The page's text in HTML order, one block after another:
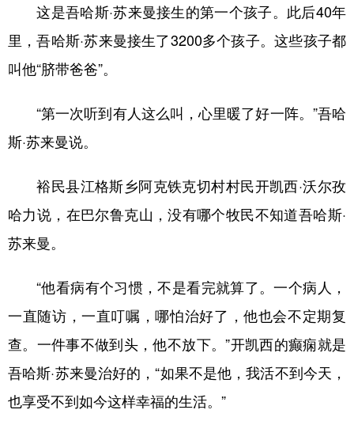
这是吾哈斯·苏来曼接生的第一个孩子。此后40年
里，吾哈斯·苏来曼接生了3200多个孩子。这些孩子都
叫他“脐带爸爸”。
“第一次听到有人这么叫，心里暖了好一阵。”吾哈
斯·苏来曼说。
裕民县江格斯乡阿克铁克切村村民开凯西·沃尔孜
哈力说，在巴尔鲁克山，没有哪个牧民不知道吾哈斯·
苏来曼。
“他看病有个习惯，不是看完就算了。一个病人，
一直随访，一直叮嘱，哪怕治好了，他也会不定期复
查。一件事不做到头，他不放下。”开凯西的癫痫就是
吾哈斯·苏来曼治好的，“如果不是他，我活不到今天，
也享受不到如今这样幸福的生活。”